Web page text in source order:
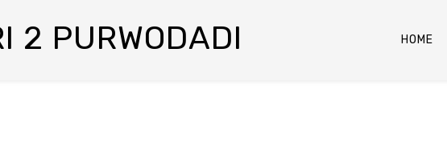
2 PURWODADI HOME